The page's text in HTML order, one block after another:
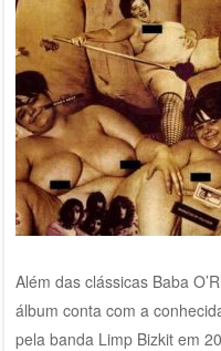
Além das clássicas Baba
álbum conta com a
pela banda Limp Bizkit em